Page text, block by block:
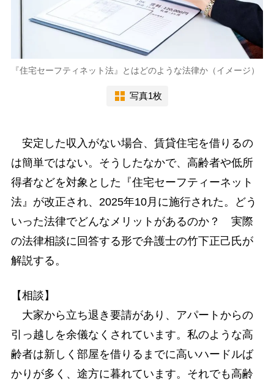
『住宅セーフティネット法』とはどのような法律か（イメージ）
写真1枚
安定した収入がない場合、賃貸住宅を借りるの
は簡単ではない。そうしたなかで、高齢者や低所
得者などを対象とした『住宅セーフティーネット
法』が改正され、2025年10月に施行された。どう
いった法律でどんなメリットがあるのか？ 実際
の法律相談に回答する形で弁護士の竹下正己氏が
解説する。
【相談】
大家から立ち退き要請があり、アパートからの
引っ越しを余儀なくされています。私のような高
齢者は新しく部屋を借りるまでに高いハードルば
かりが多く、途方に暮れています。それでも高齢